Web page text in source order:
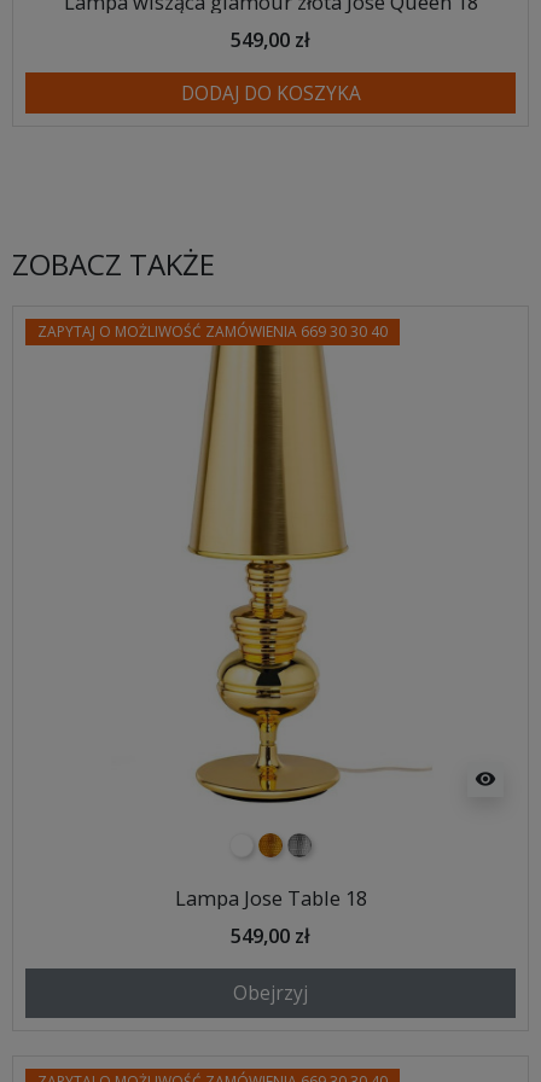
549,00 zł
DODAJ DO KOSZYKA
ZOBACZ TAKŻE
ZAPYTAJ O MOŻLIWOŚĆ ZAMÓWIENIA 669 30 30 40
visibility
białyzłotysrebrny
Lampa Jose Table 18
549,00 zł
Obejrzyj